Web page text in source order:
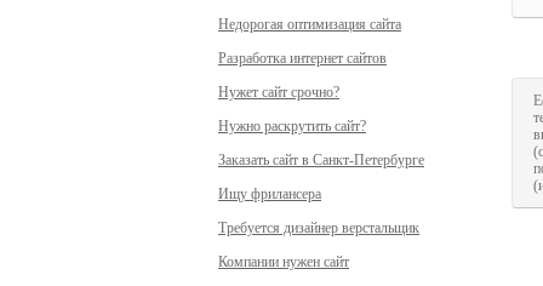
Недорогая оптимизация сайта
Разработка интернет сайтов
Нужет сайт срочно?
Нужно раскрутить сайт?
Заказать сайт в Санкт-Петербурге
Ищу фрилансера
Требуется дизайнер верстальщик
Компании нужен сайт